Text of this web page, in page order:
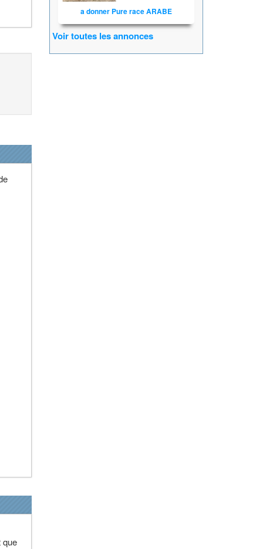
que
a donner Pure race ARABE
Voir toutes les annonces